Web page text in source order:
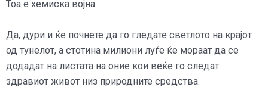
Тоа е хемиска војна.
Да, дури и ќе почнете да го гледате светлото на крајот
од тунелот, а стотина милиони луѓе ќе мораат да се
додадат на листата на оние кои веќе го следат
здравиот живот низ природните средства.